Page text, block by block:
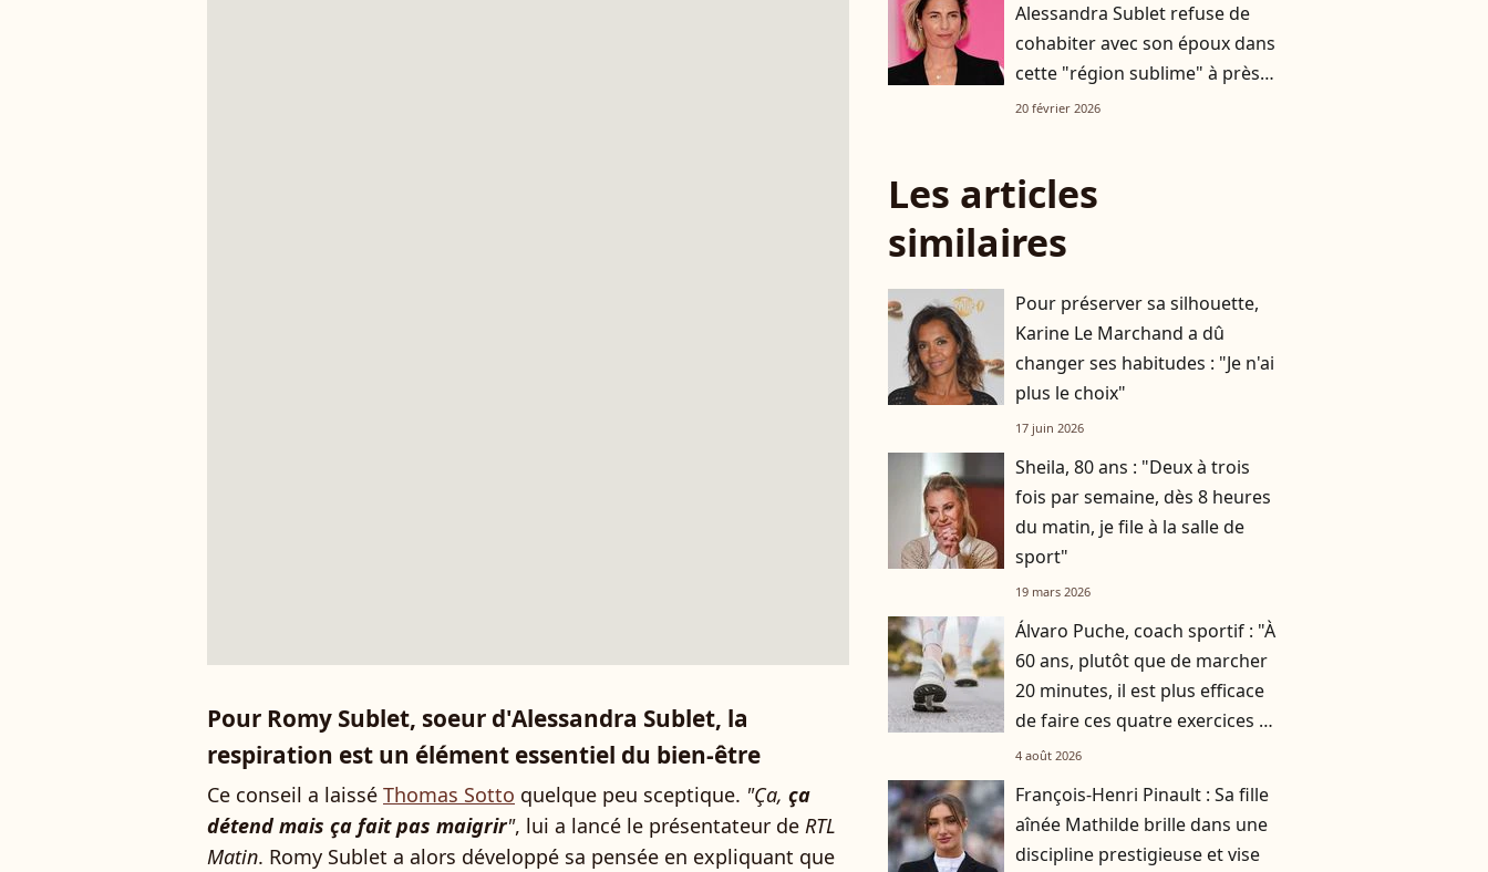
Pour Romy Sublet, soeur d'Alessandra Sublet, la
respiration est un élément essentiel du bien-être
Ce conseil a laissé Thomas Sotto quelque peu sceptique. "Ça, ça
détend mais ça fait pas maigrir", lui a lancé le présentateur de RTL
Matin. Romy Sublet a alors développé sa pensée en expliquant que
Alessandra Sublet refuse de
cohabiter avec son époux dans
cette "région sublime" à près
de 900 km de Paris
20 février 2026
Les articles
similaires
Pour préserver sa silhouette,
Karine Le Marchand a dû
changer ses habitudes : "Je n'ai
plus le choix"
17 juin 2026
Sheila, 80 ans : "Deux à trois
fois par semaine, dès 8 heures
du matin, je file à la salle de
sport"
19 mars 2026
Álvaro Puche, coach sportif : "À
60 ans, plutôt que de marcher
20 minutes, il est plus efficace
de faire ces quatre exercices en
4 minutes"
4 août 2026
François-Henri Pinault : Sa fille
aînée Mathilde brille dans une
discipline prestigieuse et vise